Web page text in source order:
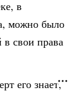
в
можно было
в свои права
его знает,